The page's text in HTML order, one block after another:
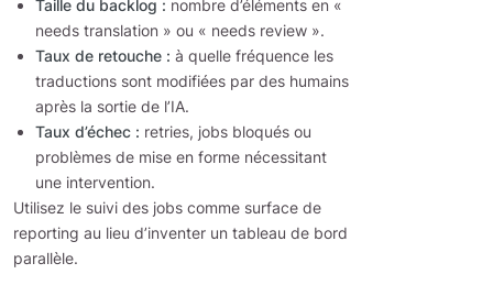
Taille du backlog : nombre d’éléments en «
needs translation » ou « needs review ».
Taux de retouche : à quelle fréquence les
traductions sont modifiées par des humains
après la sortie de l’IA.
Taux d’échec : retries, jobs bloqués ou
problèmes de mise en forme nécessitant
une intervention.
Utilisez le suivi des jobs comme surface de
reporting au lieu d’inventer un tableau de bord
parallèle.